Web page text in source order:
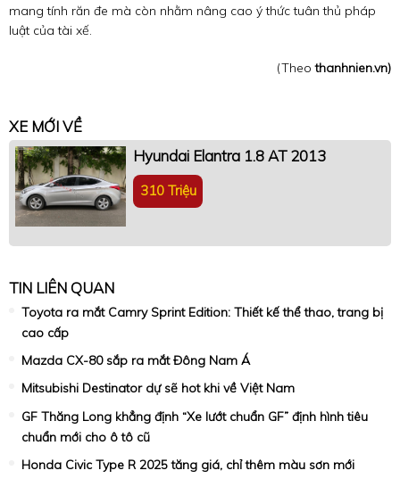
mang tính răn đe mà còn nhằm nâng cao ý thức tuân thủ pháp
luật của tài xế.
(Theo thanhnien.vn)
XE MỚI VỀ
Hyundai Elantra 1.8 AT 2013
310 Triệu
TIN LIÊN QUAN
Toyota ra mắt Camry Sprint Edition: Thiết kế thể thao, trang bị
cao cấp
Mazda CX-80 sắp ra mắt Đông Nam Á
Mitsubishi Destinator dự sẽ hot khi về Việt Nam
GF Thăng Long khẳng định “Xe lướt chuẩn GF” định hình tiêu
chuẩn mới cho ô tô cũ
Honda Civic Type R 2025 tăng giá, chỉ thêm màu sơn mới